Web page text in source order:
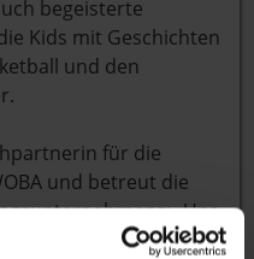
begeisterte
Kids mit Geschichten
und den
für die
und betreut die
„Uns
die Eisbären zu